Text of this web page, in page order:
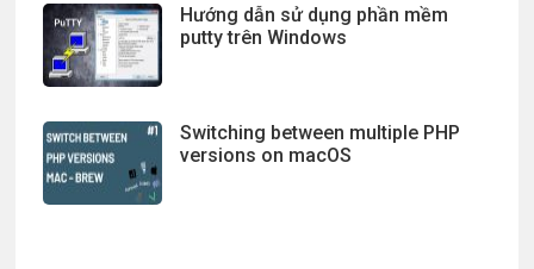
Hướng dẫn sử dụng phần mềm
putty trên Windows
Switching between multiple PHP
versions on macOS